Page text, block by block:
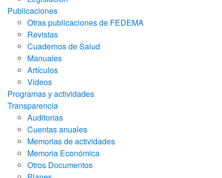
Publicaciones
Otras publicaciones de FEDEMA
Revistas
Cuadernos de Salud
Manuales
Artículos
Videos
Programas y actividades
Transparencia
Auditorías
Cuentas anuales
Memorias de actividades
Memoria Económica
Otros Documentos